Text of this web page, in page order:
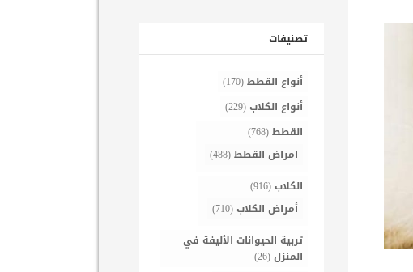
تصنيفات
أنواع القطط(170)
أنواع الكلاب(229)
القطط(768)
امراض القطط(488)
الكلاب(916)
أمراض الكلاب(710)
تربية الحيوانات الأليفة في
المنزل(26)